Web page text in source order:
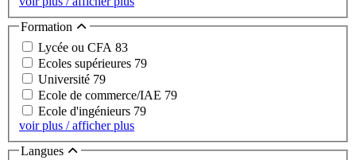
Formation
Lycée ou CFA 83
Ecoles supérieures 79
Université 79
Ecole de commerce/IAE 79
Ecole d'ingénieurs 79
voir plus / afficher plus
Langues